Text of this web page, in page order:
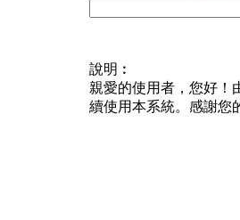
說明︰
親愛的使用者，您好！
續使用本系統。感謝您